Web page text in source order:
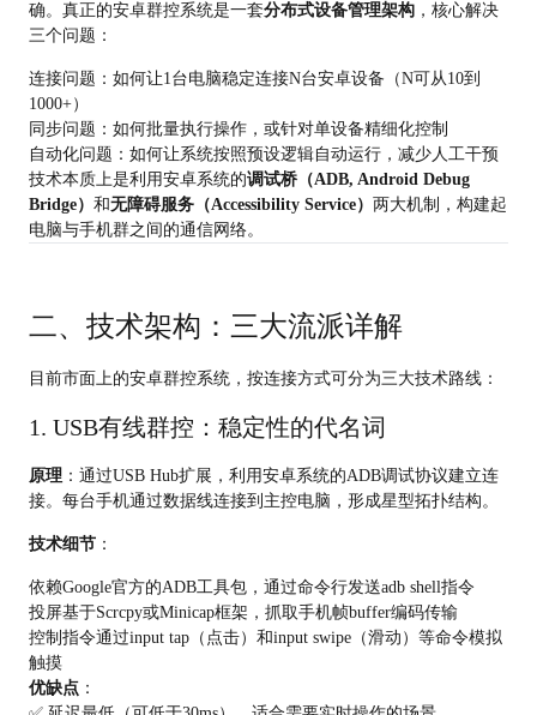
确。真正的安卓群控系统是一套分布式设备管理架构 ，核心解决
三个问题：
连接问题：如何让1台电脑稳定连接N台安卓设备（N可从10到
1000+）
同步问题：如何批量执行操作，或针对单设备精细化控制
自动化问题：如何让系统按照预设逻辑自动运行，减少人工干预
技术本质上是利用安卓系统的调试桥（ADB, Android Debug
Bridge） 和无障碍服务（Accessibility Service） 两大机制，构建起
电脑与手机群之间的通信网络。
二、技术架构：三大流派详解
目前市面上的安卓群控系统，按连接方式可分为三大技术路线：
1. USB有线群控：稳定性的代名词
原理 ：通过USB Hub扩展，利用安卓系统的ADB调试协议建立连
接。每台手机通过数据线连接到主控电脑，形成星型拓扑结构。
技术细节 ：
依赖Google官方的ADB工具包，通过命令行发送adb shell指令
投屏基于Scrcpy或Minicap框架，抓取手机帧buffer编码传输
控制指令通过input tap（点击）和input swipe（滑动）等命令模拟
触摸
优缺点 ：